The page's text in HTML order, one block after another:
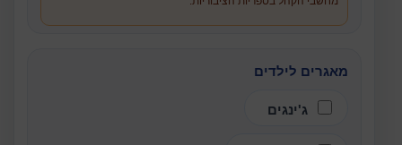
מאגרים לילדים
ג'ינגים